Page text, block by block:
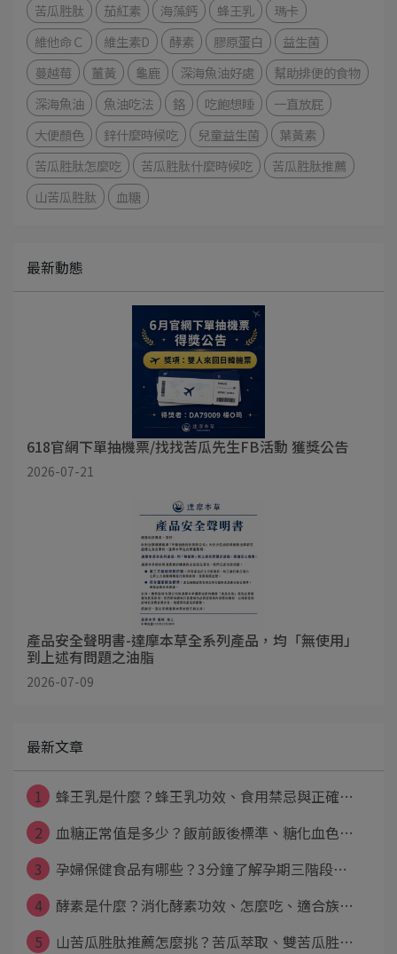
苦瓜胜肽
茄紅素 海藻鈣 蜂王乳
瑪卡
維他命Ｃ
維生素D 酵素 膠原蛋白
益生菌
蔓越莓
薑黃 龜鹿 深海魚油好處
幫助排便的食物
深海魚油
魚油吃法 鉻 吃飽想睡
一直放屁
大便顏色
鋅什麼時候吃 兒童益生菌
葉黃素
苦瓜胜肽怎麼吃
苦瓜胜肽什麼時候吃
苦瓜胜肽推薦
山苦瓜胜肽
血糖
最新動態
618官網下單抽機票/找找苦瓜先生FB活動 獲獎公告
2026-07-21
產品安全聲明書-達摩本草全系列產品，均「無使用」
到上述有問題之油脂
2026-07-09
最新文章
1
蜂王乳是什麼？蜂王乳功效、食用禁忌與正確⋯
2
血糖正常值是多少？飯前飯後標準、糖化血色⋯
3
孕婦保健食品有哪些？3分鐘了解孕期三階段⋯
4
酵素是什麼？消化酵素功效、怎麼吃、適合族⋯
5
山苦瓜胜肽推薦怎麼挑？苦瓜萃取、雙苦瓜胜⋯